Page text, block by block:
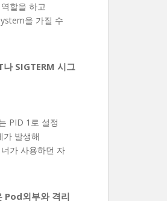
할을 하고
을 가질 수
SIGTERM 시그
PID 1로 설정
가 발생해
가 사용하던 자
Pod외부와 격리